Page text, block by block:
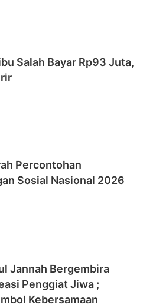
Salah Bayar Rp93 Juta,
Percontohan
Sosial Nasional 2026
Jannah Bergembira
Penggiat Jiwa ;
Kebersamaan